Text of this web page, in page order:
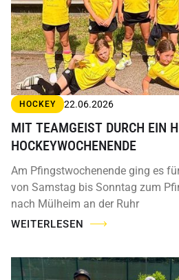
HOCKEY 22.06.2026
MIT TEAMGEIST DURCH EIN
OCKEYWOCHENENDE
Am Pfingstwochenende ging es
von Samstag bis Sonntag zum
nach Mülheim an der Ruhr
WEITERLESEN